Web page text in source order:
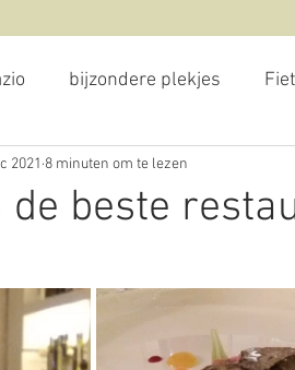
bijzondere plekjes
reizen
de beste
2021 8 minuten om te lezen